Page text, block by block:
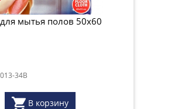
мытья полов 50x60
34B
В корзину